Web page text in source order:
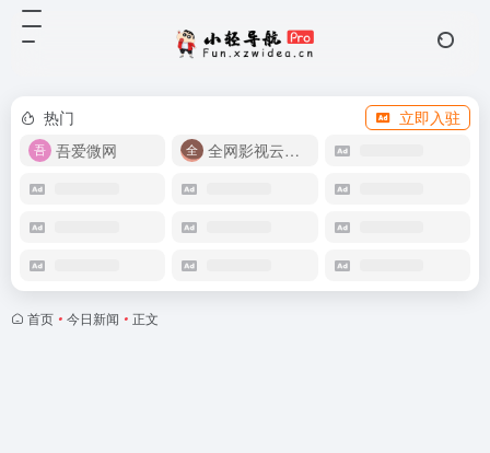
热门
立即入驻
吾爱微网
全网影视云盘资源
首页 • 今日新闻 • 正文